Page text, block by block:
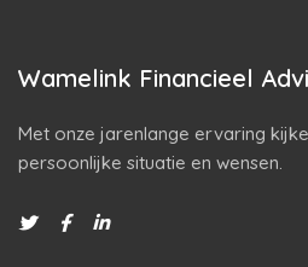
Wamelink Financieel
Met onze jarenlange ervaring
persoonlijke situatie en wensen.